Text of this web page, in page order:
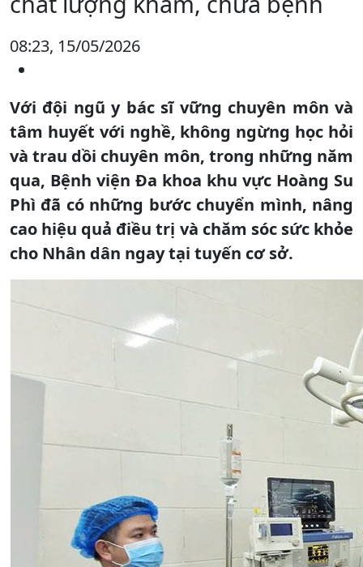
08:23, 15/05/2026
Với đội ngũ y bác sĩ vững chuyên môn và
tâm huyết với nghề, không ngừng học hỏi
và trau dồi chuyên môn, trong những năm
qua, Bệnh viện Đa khoa khu vực Hoàng Su
Phì đã có những bước chuyển mình, nâng
cao hiệu quả điều trị và chăm sóc sức khỏe
cho Nhân dân ngay tại tuyến cơ sở.